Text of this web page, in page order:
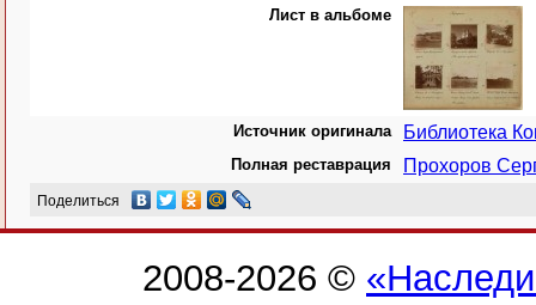
Лист в альбоме
Источник оригинала Библиотека
Полная реставрация Прохоров
Поделиться
2008-2026 ©